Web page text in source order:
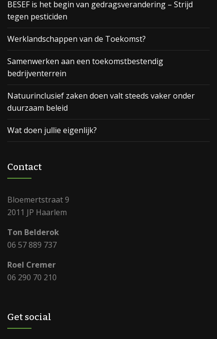
BESEF is het begin van gedragsverandering – Strijd
tegen pesticiden
Werklandschappen van de Toekomst?
Samenwerken aan een toekomstbestendig
bedrijventerrein
Natuurinclusief zaken doen valt steeds vaker onder
duurzaam beleid
Wat doen jullie eigenlijk?
Contact
Bloemertstraat 9
2011 JP Haarlem
Ton Belderok
06 57 889 737
Roel Cremer
06 290 70 210
Get social